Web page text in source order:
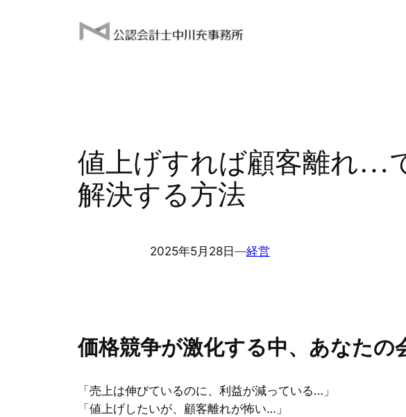
値上げすれば顧客離れ…
解決する方法
2025年5月28日―経営
価格競争が激化する中、あなた
「売上は伸びているのに、利益が減っている…」
「値上げしたいが、顧客離れが怖い…」